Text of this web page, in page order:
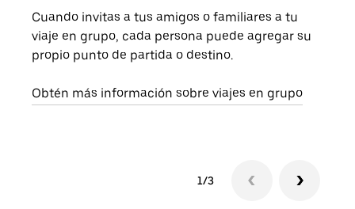
Cuando invitas a tus amigos o familiares a tu
viaje en grupo, cada persona puede agregar su
propio punto de partida o destino.
Obtén más información sobre viajes en grupo
1/3